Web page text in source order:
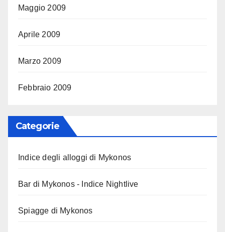
Maggio 2009
Aprile 2009
Marzo 2009
Febbraio 2009
Categorie
Indice degli alloggi di Mykonos
Bar di Mykonos - Indice Nightlive
Spiagge di Mykonos